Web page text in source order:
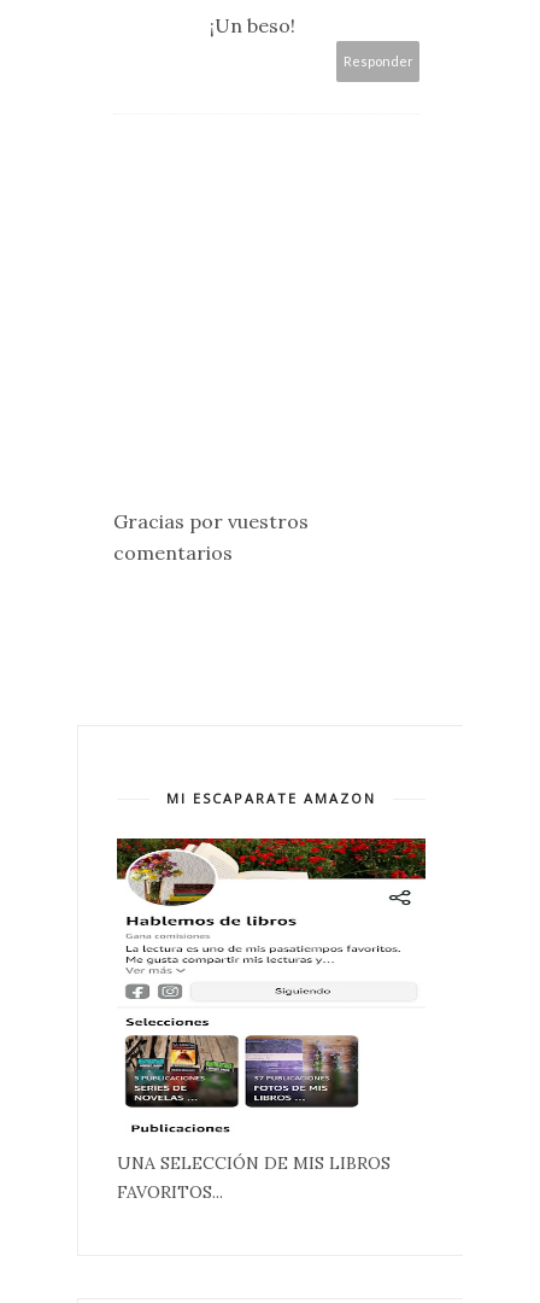
¡Un beso!
Responder
Gracias por vuestros
comentarios
MI ESCAPARATE AMAZON
UNA SELECCIÓN DE MIS LIBROS
FAVORITOS...